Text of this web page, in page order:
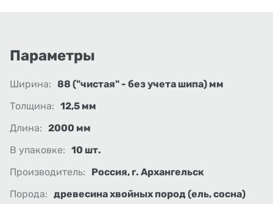
Параметры
Ширина: 88 ("чистая" - без учета шипа) мм
Толщина: 12,5 мм
Длина: 2000 мм
В упаковке: 10 шт.
Производитель:
Россия, г. Архангельск
Порода: древесина хвойных пород (ель, сосна)